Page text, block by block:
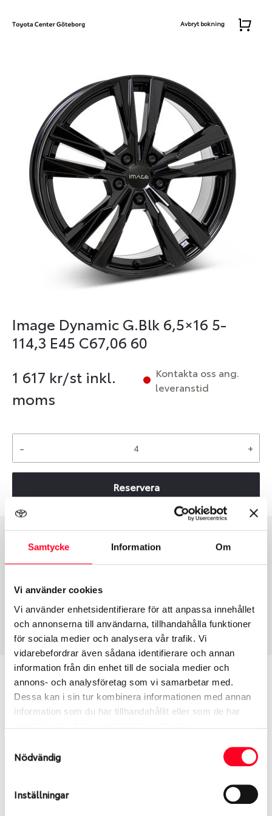
Samtycke Information Om
Vi använder cookies
Vi använder enhetsidentifierare för att anpassa innehållet
och annonserna till användarna, tillhandahålla funktioner
för sociala medier och analysera vår trafik. Vi
vidarebefordrar även sådana identifierare och annan
information från din enhet till de sociala medier och
annons- och analysföretag som vi samarbetar med.
Dessa kan i sin tur kombinera informationen med annan
information som du har tillhandahållit eller som de har
Nödvändig
Inställningar
Avbryt bokning
Image Dynamic G.Blk 6,5×16 5-
114,3 E45 C67,06 60
1 617 kr/st inkl.
moms
Kontakta oss ang.
leveranstid
- +
Reservera
Group
Fälg PV/C LM
Tum
16
45
Centre Diameter
114.3
Art nummer
13969
Passar denna fälg min bil?
Ange registreringsnummer för att se om den fälg
Ibland kan fälgen ha bytts ut under årens lopp och
inte vara samma dimension som bilen hade ut från